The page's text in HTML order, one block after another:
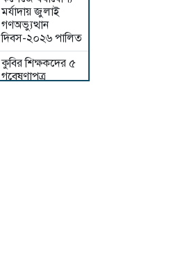
মর্যাদায় জুলাই
গণঅভ্যুত্থান
দিবস-২০২৬ পালিত
কুবির শিক্ষকদের ৫
গবেষণাপত্র